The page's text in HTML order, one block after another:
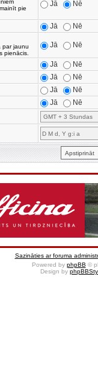
pie
Jā Nē
Jā
Nē
par jaunu
pienācis.
Jā Nē
Jā
Nē
Jā
Nē
Jā
Nē
Jā
Nē
Sazināties ar foruma
Powered by phpBB ©
Design by